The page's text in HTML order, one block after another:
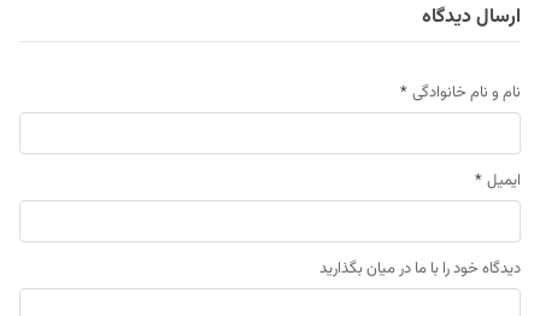
ارسال دیدگاه
نام و نام خانوادگی *
ایمیل *
دیدگاه خود را با ما در میان بگذارید